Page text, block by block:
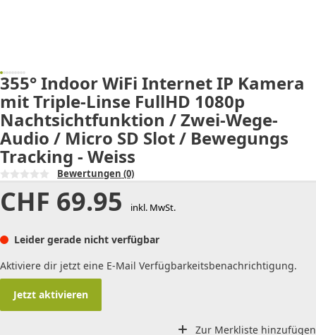
355° Indoor WiFi Internet IP Kamera
mit Triple-Linse FullHD 1080p
Nachtsichtfunktion / Zwei-Wege-
Audio / Micro SD Slot / Bewegungs
Tracking - Weiss
Bewertungen (0)
CHF 69.95 inkl. MwSt.
Leider gerade nicht verfügbar
Aktiviere dir jetzt eine E-Mail Verfügbarkeitsbenachrichtigung.
Jetzt aktivieren
Zur Merkliste hinzufügen